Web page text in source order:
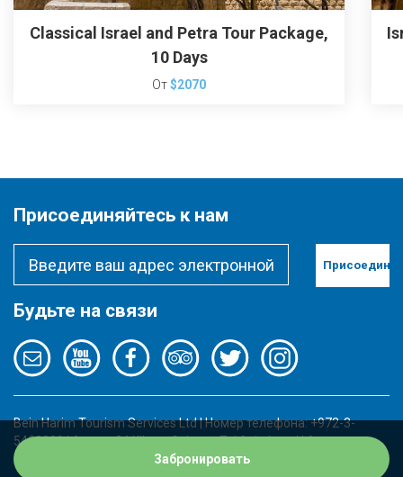
Забронировать
Classical Israel and Petra Tour Package,
10 Days
От$2070
Присоединяйтесь к нам
Будьте на связи
Bein Harim Tourism Services Ltd | Номер телефона: +972-3-
5422000 | Адрес: 34 Kibutz Galuyot, Tel Aviv, Israel | Адрес
электронной почты:
info@beinharimtours.com